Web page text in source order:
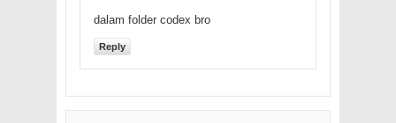
dalam folder codex bro
Reply